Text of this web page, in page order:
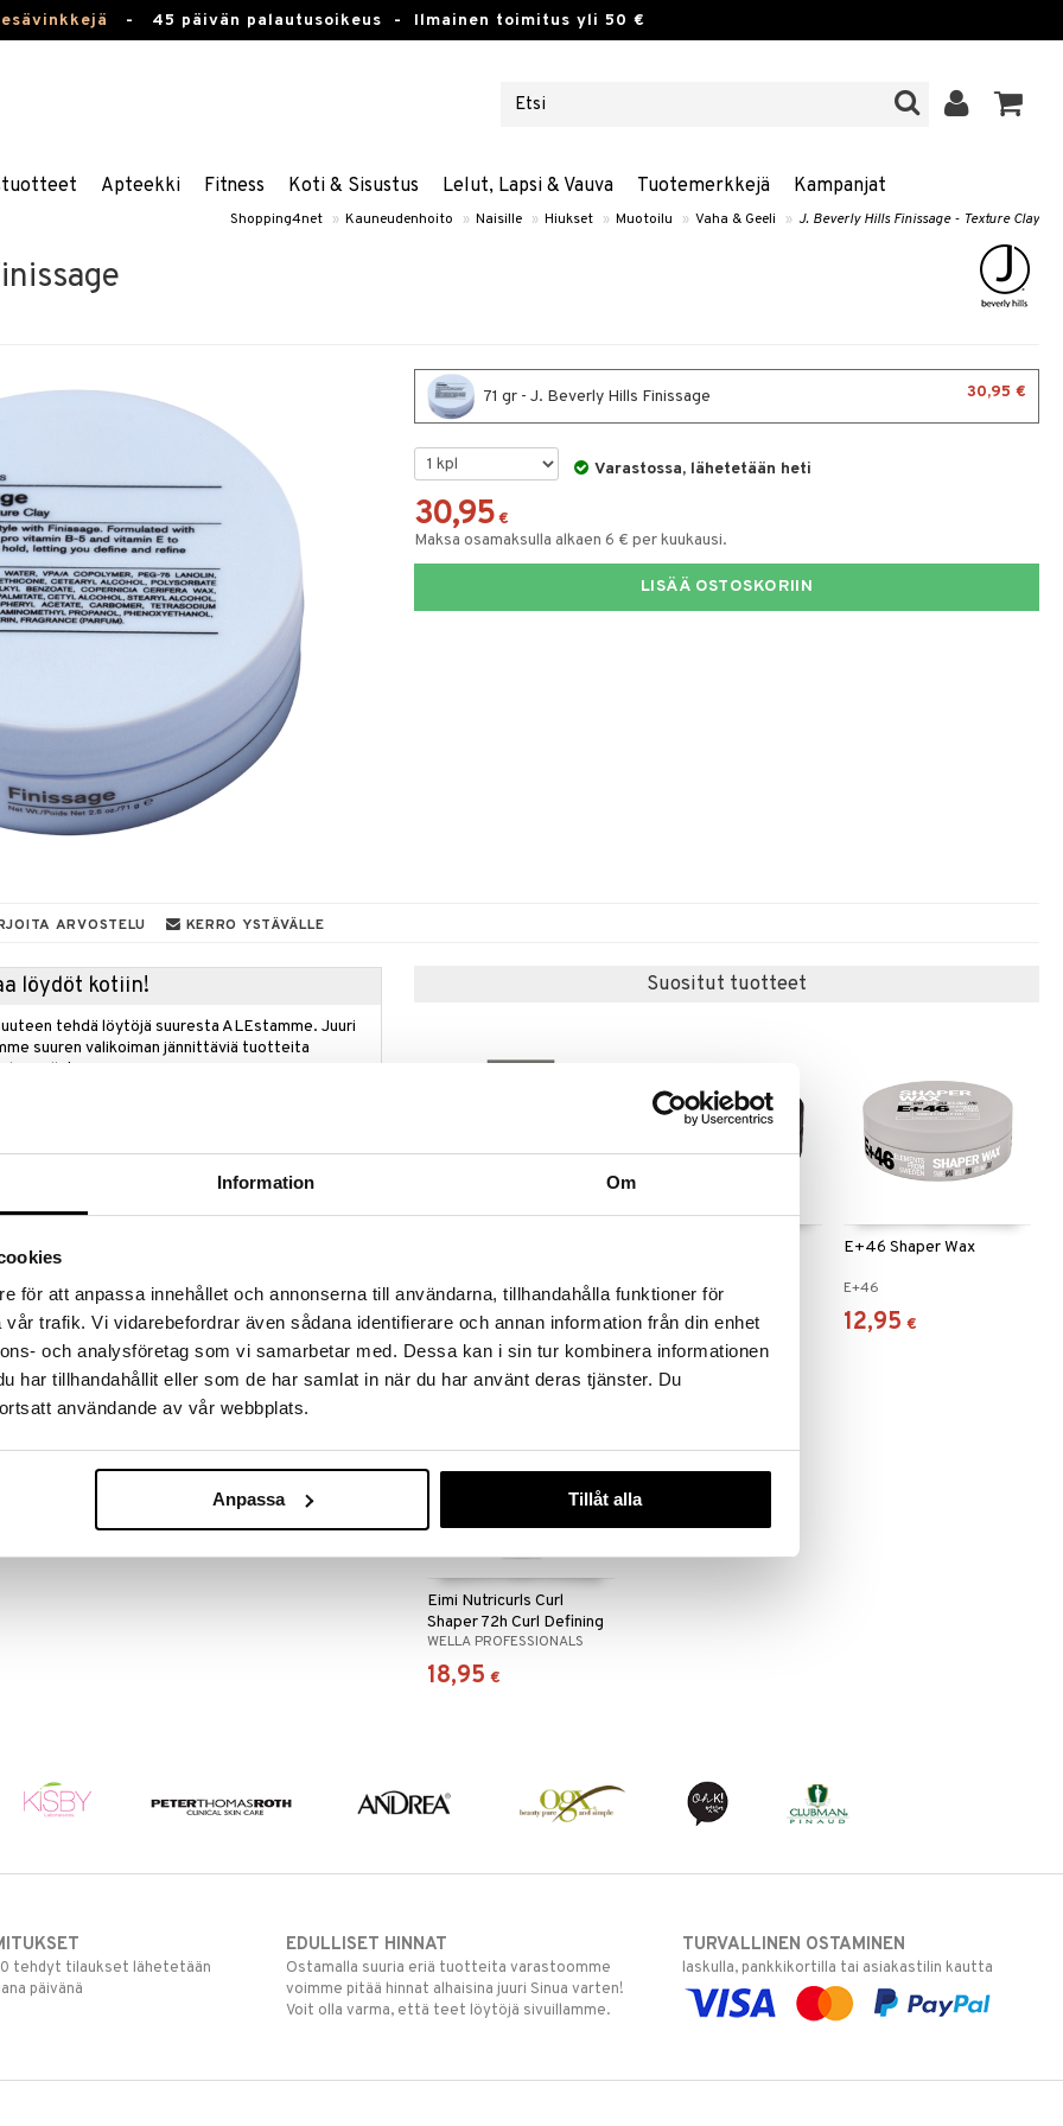
Information Om
för att anpassa innehållet och annonserna till användarna, tillhandahålla funktioner för
trafik. Vi vidarebefordrar även sådana identifierare och annan information från din enhet
och analysföretag som vi samarbetar med. Dessa kan i sin tur kombinera informationen
har tillhandahållit eller som de har samlat in när du har använt deras tjänster. Du
användande av vår webbplats.
Anpassa Tillåt alla
- 45 päivän palautusoikeus - Ilmainen toimitus yli 50 €
Apteekki Fitness Koti & Sisustus Lelut, Lapsi & Vauva Tuotemerkkejä Kampanjat
Shopping4net » Kauneudenhoito » Naisille » Hiukset » Muotoilu » Vaha & Geeli » J. Beverly Hills Finissage - Texture Clay
71 gr - J. Beverly Hills Finissage 30,95 €
Varastossa, lähetetään heti
30,95 €
Maksa osamaksulla alkaen 6 € per kuukausi.
LISÄÄ OSTOSKORIIN
ARVOSTELU KERRO YSTÄVÄLLE
löydöt kotiin!
tehdä löytöjä suuresta ALEstamme. Juuri
suuren valikoiman jännittäviä tuotteita
hinnoilla!
ale-löydöt »
sisältää karnaubavahaa, B5-vitamiinia ja E-
ja voit muotoilla hiuksiasi. Texture Clay antaa
määrittelee tyyliäsi.
hiuksiin ja levitä.
Suositut tuotteet
vaihtoehtona
WELLA PROFESSIONALS
alk.4,95 €
E+46
12,95 €
E+46 Shaper Wax
E+46
12,95 €
Eimi Nutricurls Curl
Shaper 72h Curl Defining
Gel
WELLA PROFESSIONALS
18,95 €
tehdyt tilaukset lähetetään
päivänä
EDULLISET HINNAT
Ostamalla suuria eriä tuotteita varastoomme
voimme pitää hinnat alhaisina juuri Sinua varten!
Voit olla varma, että teet löytöjä sivuillamme.
TURVALLINEN OSTAMINEN
laskulla, pankkikortilla tai asiakastilin kautta